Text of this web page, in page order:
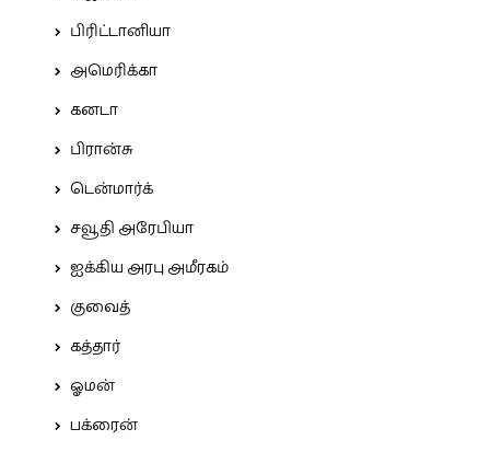
பிரிட்டானியா
அமெரிக்கா
கனடா
பிரான்சு
டென்மார்க்
சவூதி அரேபியா
ஐக்கிய அரபு அமீரகம்
குவைத்
கத்தார்
ஓமன்
பக்ரைன்